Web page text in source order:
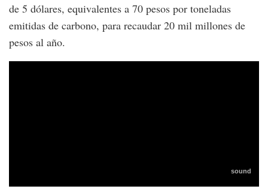
de 5 dólares, equivalentes a 70 pesos por toneladas
emitidas de carbono, para recaudar 20 mil millones de
pesos al año.